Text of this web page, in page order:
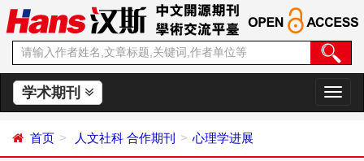
学术期刊
切
换
首页 人文社科 合作期刊 心理学进展